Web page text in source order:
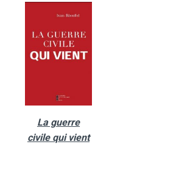
La guerre
civile qui vient